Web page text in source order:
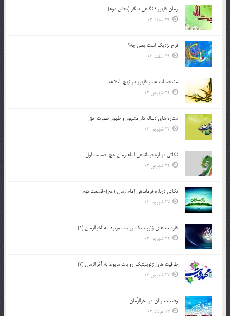
زمان ظهور ؛ نگاهی دیگر (بخش دوم)
29 اسفند 03
فرج نزدیک است یعنی چه؟
29 اسفند 03
مشخصات عصر ظهور در نهج البلاغه
22 شهریور 03
ستاره های دنباله دار مشهور و ظهور حضرت حق
22 شهریور 03
نکاتى درباره فرماندهى امام زمان عج-قسمت اول
22 شهریور 03
نکاتى درباره فرماندهى امام زمان (عج)-قسمت دوم
22 شهریور 03
ظرفیت های ژئوپلیتیک روایات مربوط به آخرالزمان (1)
22 شهریور 03
ظرفیت های ژئوپلیتیک روایات مربوط به آخرالزمان (2)
22 شهریور 03
وضعیت زنان در آخرالزّمان
13 مرداد 03